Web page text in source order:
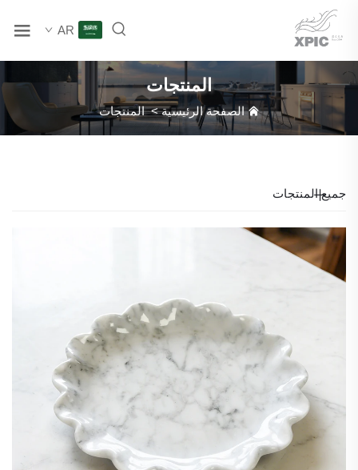
AR
المنتجات
الصفحة الرئيسية>المنتجات
جميع المنتجات